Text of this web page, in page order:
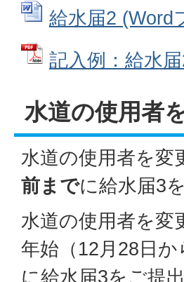
給水届2 (Word
記入例：給水
水道の使用者
水道の使用者を変
前までに給水届3
水道の使用者を変
年始（12月28日
に給水届3をご提